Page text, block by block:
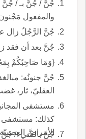
جُنَّ / جُنَّ بـ / جُنَّ
والمفعول
جُنَّ الرَّجُلُ زال
جُنَّ بعد أن فقد
{وَمَا صَاحِبُكُمْ
جُنَّ جنونُه:
العقليّ، ثار،
مستشفى
كذلك: مستشفى
الأمراض
جُنَّ بالشَّيء/